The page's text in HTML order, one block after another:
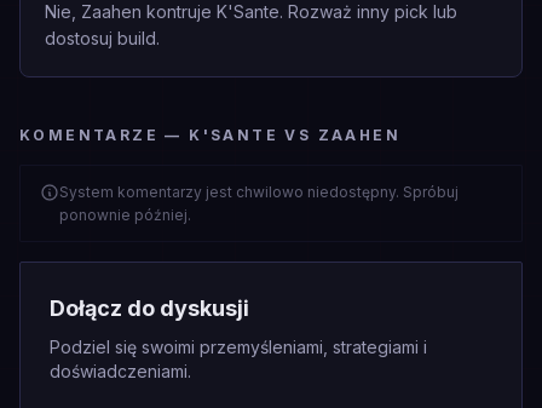
Nie, Zaahen kontruje K'Sante. Rozważ inny pick lub
dostosuj build.
KOMENTARZE — K'SANTE VS ZAAHEN
System komentarzy jest chwilowo niedostępny. Spróbuj
ponownie później.
Dołącz do dyskusji
Podziel się swoimi przemyśleniami, strategiami i
doświadczeniami.